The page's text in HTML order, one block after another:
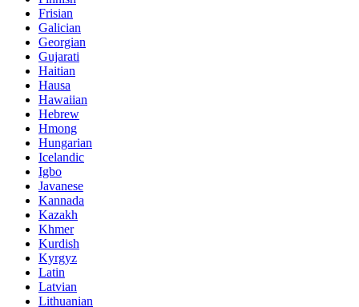
Frisian
Galician
Georgian
Gujarati
Haitian
Hausa
Hawaiian
Hebrew
Hmong
Hungarian
Icelandic
Igbo
Javanese
Kannada
Kazakh
Khmer
Kurdish
Kyrgyz
Latin
Latvian
Lithuanian